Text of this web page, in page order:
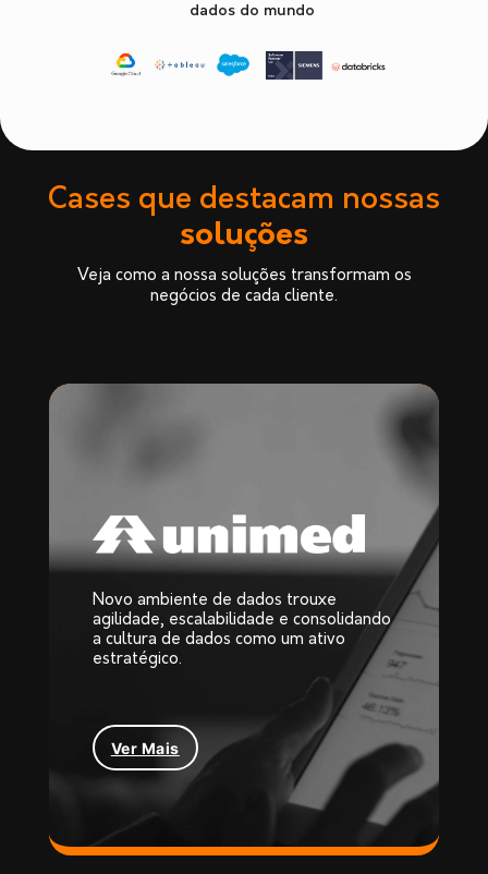
dados do mundo
Cases que destacam nossas
soluções
Veja como a nossa soluções transformam os
negócios de cada cliente.
Novo ambiente de dados trouxe
agilidade, escalabilidade e consolidando
a cultura de dados como um ativo
estratégico.
Ver Mais